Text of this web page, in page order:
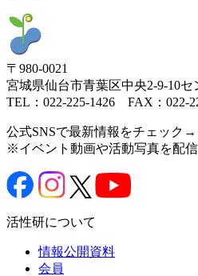
〒980-0021
宮城県仙台市青葉区中央2-9-10
TEL：022-225-1426 FAX：022-
公式SNSで最新情報をチェック→
※イベント動画や活動写真を配
活性研について
情報公開資料
会員